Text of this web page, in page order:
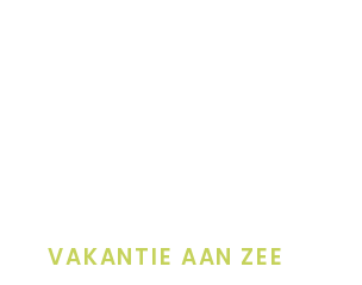
VAKANTIE AAN ZEE